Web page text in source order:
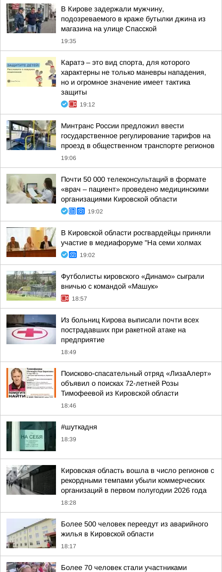
В Кирове задержали мужчину,
подозреваемого в краже бутылки джина из
магазина на улице Спасской
19:35
Каратэ – это вид спорта, для которого
характерны не только маневры нападения,
но и огромное значение имеет тактика
защиты
19:12
Минтранс России предложил ввести
государственное регулирование тарифов на
проезд в общественном транспорте регионов
19:06
Почти 50 000 телеконсультаций в формате
«врач – пациент» проведено медицинскими
организациями Кировской области
19:02
В Кировской области росгвардейцы приняли
участие в медиафоруме "На семи холмах
19:02
Футболисты кировского «Динамо» сыграли
вничью с командой «Машук»
18:57
Из больниц Кирова выписали почти всех
пострадавших при ракетной атаке на
предприятие
18:49
Поисково-спасательный отряд «ЛизаАлерт»
объявил о поисках 72-летней Розы
Тимофеевой из Кировской области
18:46
#шуткадня
18:39
Кировская область вошла в число регионов с
рекордными темпами убыли коммерческих
организаций в первом полугодии 2026 года
18:28
Более 500 человек переедут из аварийного
жилья в Кировской области
18:17
Более 70 человек стали участниками